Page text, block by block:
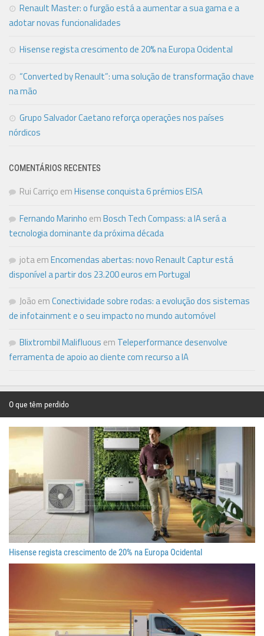
Renault Master: o furgão está a aumentar a sua gama e a
adotar novas funcionalidades
Hisense regista crescimento de 20% na Europa Ocidental
“Converted by Renault”: uma solução de transformação chave
na mão
Grupo Salvador Caetano reforça operações nos países
nórdicos
COMENTÁRIOS RECENTES
Rui Carriço emHisense conquista 6 prémios EISA
Fernando Marinho emBosch Tech Compass: a IA será a
tecnologia dominante da próxima década
jotaemEncomendas abertas: novo Renault Captur está
disponível a partir dos 23.200 euros em Portugal
João emConectividade sobre rodas: a evolução dos sistemas
de infotainment e o seu impacto no mundo automóvel
Blixtrombil Malifluous em Teleperformance desenvolve
ferramenta de apoio ao cliente com recurso a IA
O que têm perdido
Hisense regista crescimento de 20% na Europa Ocidental